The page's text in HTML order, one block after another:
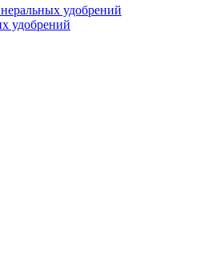
удобрений
удобрений